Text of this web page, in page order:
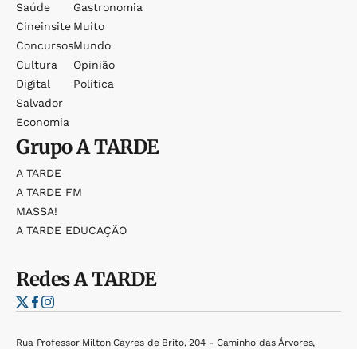
Saúde
Cineinsite
Concursos
Cultura
Digital
Salvador
Economia
Gastronomia
Muito
Mundo
Opinião
Política
GrupoA TARDE
A TARDE
A TARDE FM
MASSA!
A TARDE EDUCAÇÃO
RedesA TARDE
Rua Professor Milton Cayres de Brito, 204 - Caminho das Árvores,